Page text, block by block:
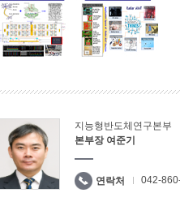
지능형반도체연구본부
본부장 여준기
연락처 042-